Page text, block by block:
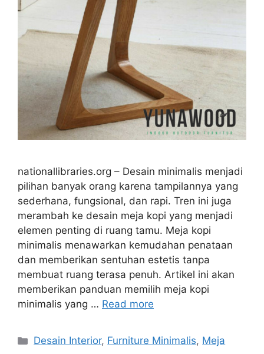
nationallibraries.org – Desain minimalis menjadi
pilihan banyak orang karena tampilannya yang
sederhana, fungsional, dan rapi. Tren ini juga
merambah ke desain meja kopi yang menjadi
elemen penting di ruang tamu. Meja kopi
minimalis menawarkan kemudahan penataan
dan memberikan sentuhan estetis tanpa
membuat ruang terasa penuh. Artikel ini akan
memberikan panduan memilih meja kopi
minimalis yang … Read more
Categories
Desain Interior, Furniture Minimalis, Meja